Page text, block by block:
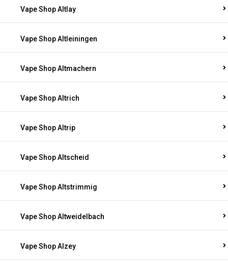
Vape Shop Altlay
Vape Shop Altleiningen
Vape Shop Altmachern
Vape Shop Altrich
Vape Shop Altrip
Vape Shop Altscheid
Vape Shop Altstrimmig
Vape Shop Altweidelbach
Vape Shop Alzey